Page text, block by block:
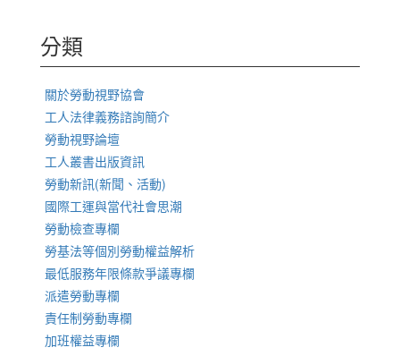
分類
關於勞動視野協會
工人法律義務諮詢簡介
勞動視野論壇
工人叢書出版資訊
勞動新訊(新聞、活動)
國際工運與當代社會思潮
勞動檢查專欄
勞基法等個別勞動權益解析
最低服務年限條款爭議專欄
派遣勞動專欄
責任制勞動專欄
加班權益專欄